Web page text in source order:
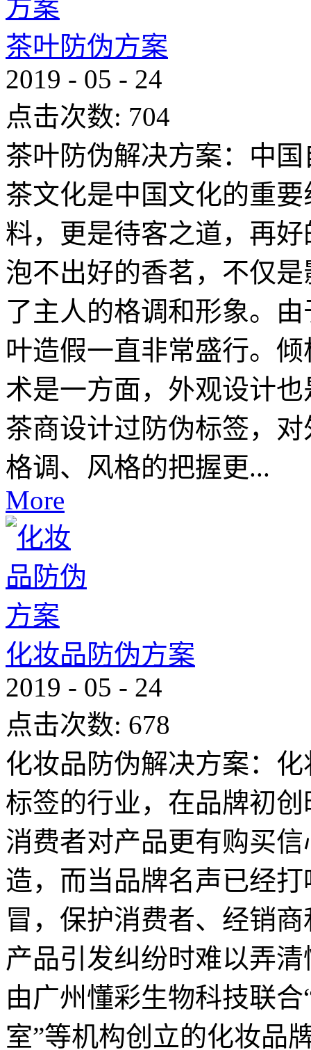
茶叶防伪方案
2019 - 05 - 24
点击次数: 704
茶叶防伪解决方案：中
茶文化是中国文化的重
料，更是待客之道，再
泡不出好的香茗，不仅
了主人的格调和形象。
叶造假一直非常盛行。
术是一方面，外观设计
茶商设计过防伪标签，
格调、风格的把握更...
More
化妆品防伪方案
2019 - 05 - 24
点击次数: 678
化妆品防伪解决方案：
标签的行业，在品牌初
消费者对产品更有购买
造，而当品牌名声已经
冒，保护消费者、经销
产品引发纠纷时难以
由广州懂彩生物科技联
室”等机构创立的化妆品